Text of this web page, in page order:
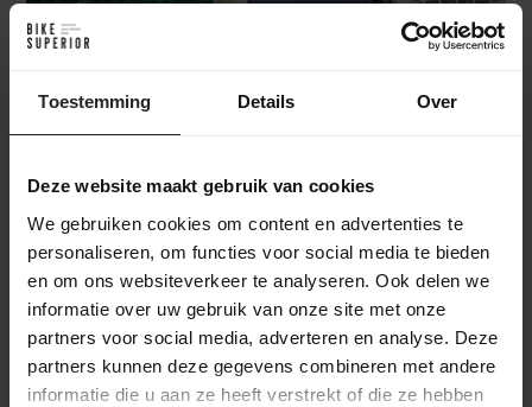
Toestemming Details Over
Deze website maakt gebruik van cookies
We gebruiken cookies om content en advertenties te
personaliseren, om functies voor social media te bieden
en om ons websiteverkeer te analyseren. Ook delen we
informatie over uw gebruik van onze site met onze
partners voor social media, adverteren en analyse. Deze
partners kunnen deze gegevens combineren met andere
informatie die u aan ze heeft verstrekt of die ze hebben
Innovation Lab